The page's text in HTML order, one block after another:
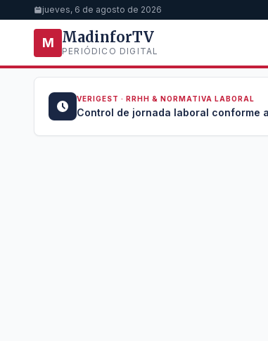
jueves, 6 de agosto de 2026
M MadinforTV
PERIÓDICO DIGITAL
VERIGEST · RRHH & NORMATIVA LABORAL
Control de jornada laboral conforme